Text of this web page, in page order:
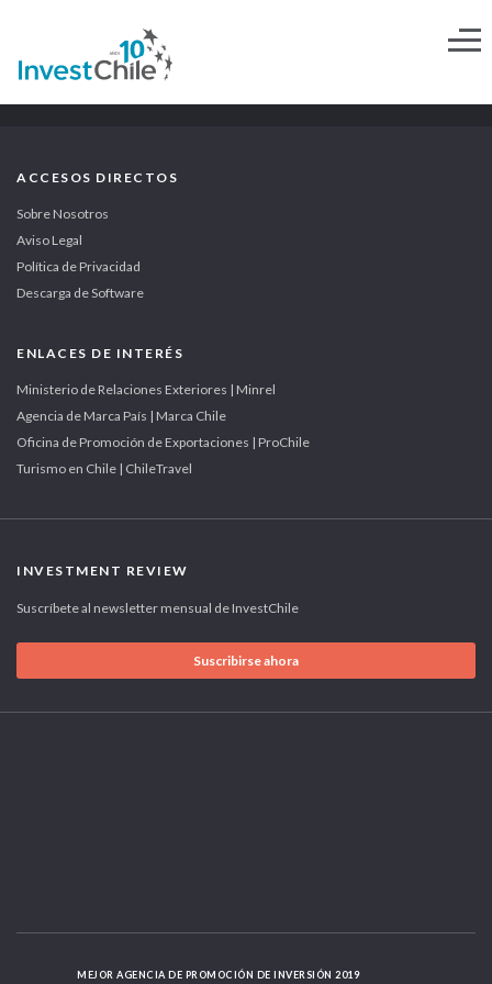
ACCESOS DIRECTOS
Sobre Nosotros
Aviso Legal
Política de Privacidad
Descarga de Software
ENLACES DE INTERÉS
Ministerio de Relaciones Exteriores | Minrel
Agencia de Marca País | Marca Chile
Oficina de Promoción de Exportaciones | ProChile
Turismo en Chile | ChileTravel
INVESTMENT REVIEW
Suscríbete al newsletter mensual de InvestChile
Suscribirse ahora
MEJOR AGENCIA DE PROMOCIÓN DE INVERSIÓN 2019